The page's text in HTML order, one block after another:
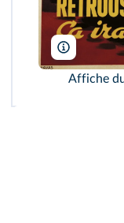
Musee
Affiche